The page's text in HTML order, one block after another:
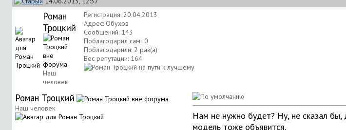
Роман
Троцкий
Наш
человек
Регистрация: 20.04.2013
Адрес: Обухов
Сообщений: 143
Поблагодарил сам:: 0
Поблагодарили: 2 раз(а)
Вес репутации: 164
Роман Троцкий
Наш человек
Нам не нужно будет? Ну, не сказал
модель тоже объявится.